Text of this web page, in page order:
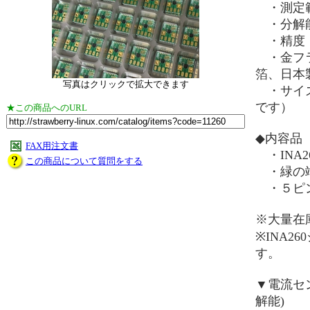
写真はクリックで拡大できます
★この商品へのURL
FAX用注文書
この商品について質問をする
・測定
・分解
・精度
・金フ
箔、日本
・サイ
です）
◆内容品
・
・緑の
・５ピ
※大量在
※INA260
す。
▼電流セ
解能)